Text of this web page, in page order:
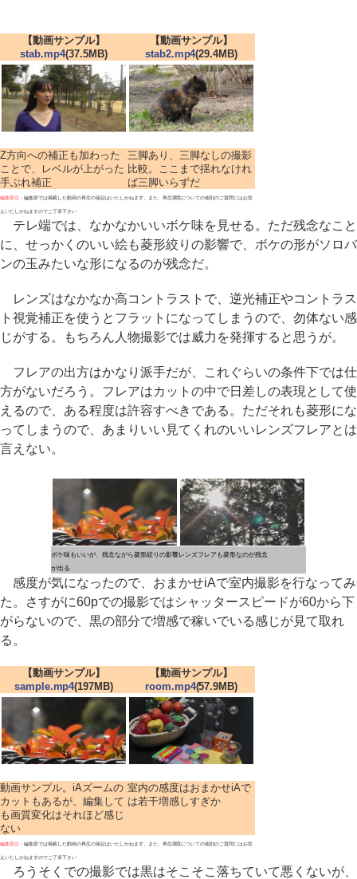
【動画サンプル】
stab.mp4(37.5MB)
【動画サンプル】
stab2.mp4(29.4MB)
Z方向への補正も加わった
ことで、レベルが上がった
手ぶれ補正
三脚あり、三脚なしの撮影
比較。ここまで揺れなけれ
ば三脚いらずだ
編集部注： 編集部では掲載した動画の再生の保証はいたしかねます。また、再生環境についての個別のご質問にはお答
えいたしかねますのでご了承下さい
テレ端では、なかなかいいボケ味を見せる。ただ残念なこと
に、せっかくのいい絵も菱形絞りの影響で、ボケの形がソロバ
ンの玉みたいな形になるのが残念だ。
レンズはなかなか高コントラストで、逆光補正やコントラス
ト視覚補正を使うとフラットになってしまうので、勿体ない感
じがする。もちろん人物撮影では威力を発揮すると思うが。
フレアの出方はかなり派手だが、これぐらいの条件下では仕
方がないだろう。フレアはカットの中で日差しの表現として使
えるので、ある程度は許容すべきである。ただそれも菱形にな
ってしまうので、あまりいい見てくれのいいレンズフレアとは
言えない。
ボケ味もいいが、残念ながら菱形絞りの影響
が出る
レンズフレアも菱形なのが残念
感度が気になったので、おまかせiAで室内撮影を行なってみ
た。さすがに60pでの撮影ではシャッタースピードが60から下
がらないので、黒の部分で増感で稼いでいる感じが見て取れ
る。
【動画サンプル】
sample.mp4(197MB)
【動画サンプル】
room.mp4(57.9MB)
動画サンプル。iAズームの
カットもあるが、編集して
も画質変化はそれほど感じ
ない
室内の感度はおまかせiAで
は若干増感しすぎか
編集部注： 編集部では掲載した動画の再生の保証はいたしかねます。また、再生環境についての個別のご質問にはお答
えいたしかねますのでご了承下さい
ろうそくでの撮影では黒はそこそこ落ちていて悪くないが、